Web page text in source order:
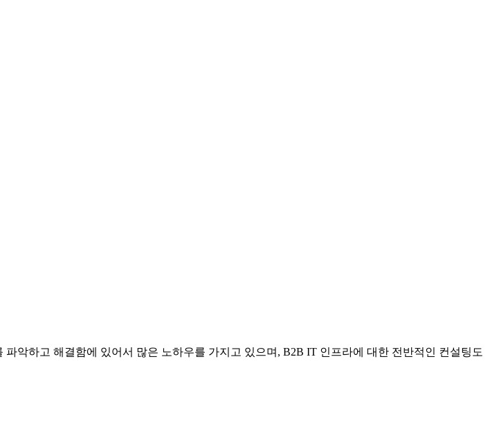
악하고 해결함에 있어서 많은 노하우를 가지고 있으며, B2B IT 인프라에 대한 전반적인 컨설팅도